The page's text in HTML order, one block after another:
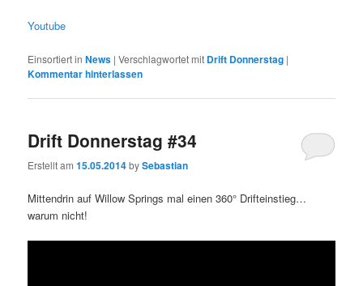
Youtube
Einsortiert in News |Verschlagwortet mit Drift Donnerstag |
Kommentar hinterlassen
Drift Donnerstag #34
Erstellt am15.05.2014bySebastian
Mittendrin auf Willow Springs mal einen 360° Drifteinstieg…
warum nicht!